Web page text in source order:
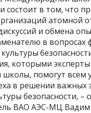
состоит в том, что
атомной
и обмена
в вопросах
которыми
школы, помогут всем
в решении важных
безопасности, –
ВАО АЭС-МЦ